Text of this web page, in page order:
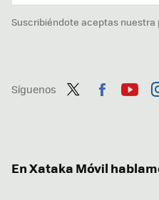
Suscribiéndote aceptas nuestra
Síguenos
En Xataka Móvil